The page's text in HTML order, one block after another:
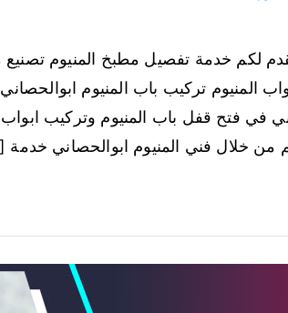
لكم خدمة تفصيل مطبخ المنيوم تصنيع
المنيوم تركيب باب المنيوم
في فتح قفل باب المنيوم وتركيب ابواب
من خلال فني المنيوم ابوالحصاني